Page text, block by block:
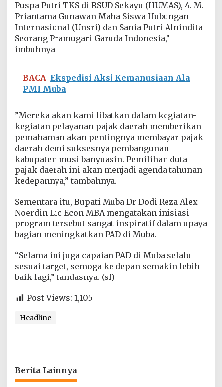
Puspa Putri TKS di RSUD Sekayu (HUMAS), 4. M.
Priantama Gunawan Maha Siswa Hubungan
Internasional (Unsri) dan Sania Putri Alnindita
Seorang Pramugari Garuda Indonesia,”
imbuhnya.
BACA Ekspedisi Aksi Kemanusiaan Ala
PMI Muba
”Mereka akan kami libatkan dalam kegiatan-
kegiatan pelayanan pajak daerah memberikan
pemahaman akan pentingnya membayar pajak
daerah demi suksesnya pembangunan
kabupaten musi banyuasin. Pemilihan duta
pajak daerah ini akan menjadi agenda tahunan
kedepannya,” tambahnya.
Sementara itu, Bupati Muba Dr Dodi Reza Alex
Noerdin Lic Econ MBA mengatakan inisiasi
program tersebut sangat inspiratif dalam upaya
bagian meningkatkan PAD di Muba.
“Selama ini juga capaian PAD di Muba selalu
sesuai target, semoga ke depan semakin lebih
baik lagi,” tandasnya. (sf)
Post Views: 1,105
Headline
Berita Lainnya